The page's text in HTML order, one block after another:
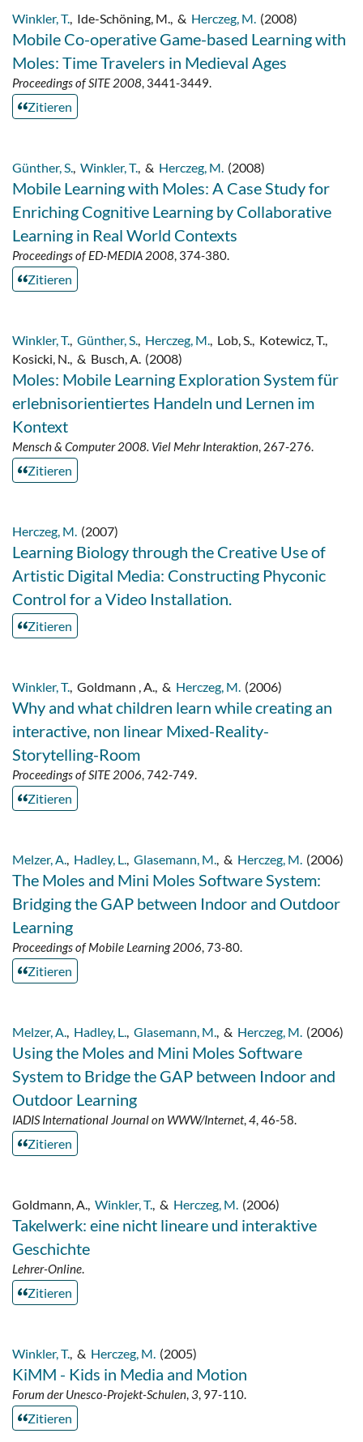
Winkler, T., Ide-Schöning, M., & Herczeg, M. (2008)
Mobile Co-operative Game-based Learning with
Moles: Time Travelers in Medieval Ages
Proceedings of SITE 2008, 3441-3449.
Zitieren
Günther, S., Winkler, T., & Herczeg, M. (2008)
Mobile Learning with Moles: A Case Study for
Enriching Cognitive Learning by Collaborative
Learning in Real World Contexts
Proceedings of ED-MEDIA 2008, 374-380.
Zitieren
Winkler, T., Günther, S., Herczeg, M., Lob, S., Kotewicz, T.,
Kosicki, N., & Busch, A. (2008)
Moles: Mobile Learning Exploration System für
erlebnisorientiertes Handeln und Lernen im
Kontext
Mensch & Computer 2008. Viel Mehr Interaktion, 267-276.
Zitieren
Herczeg, M. (2007)
Learning Biology through the Creative Use of
Artistic Digital Media: Constructing Phyconic
Control for a Video Installation.
Zitieren
Winkler, T., Goldmann , A., & Herczeg, M. (2006)
Why and what children learn while creating an
interactive, non linear Mixed-Reality-
Storytelling-Room
Proceedings of SITE 2006, 742-749.
Zitieren
Melzer, A., Hadley, L., Glasemann, M., & Herczeg, M. (2006)
The Moles and Mini Moles Software System:
Bridging the GAP between Indoor and Outdoor
Learning
Proceedings of Mobile Learning 2006, 73-80.
Zitieren
Melzer, A., Hadley, L., Glasemann, M., & Herczeg, M. (2006)
Using the Moles and Mini Moles Software
System to Bridge the GAP between Indoor and
Outdoor Learning
IADIS International Journal on WWW/Internet,4, 46-58.
Zitieren
Goldmann, A., Winkler, T., & Herczeg, M. (2006)
Takelwerk: eine nicht lineare und interaktive
Geschichte
Lehrer-Online.
Zitieren
Winkler, T., & Herczeg, M. (2005)
KiMM - Kids in Media and Motion
Forum der Unesco-Projekt-Schulen,3, 97-110.
Zitieren